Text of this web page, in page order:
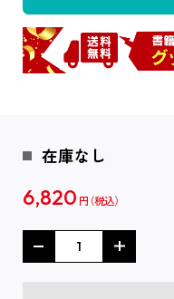
在庫なし
6,820 円